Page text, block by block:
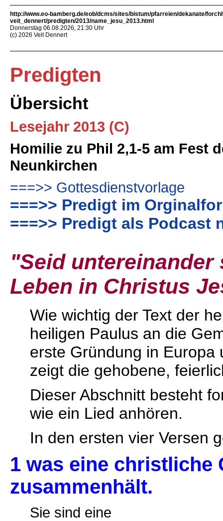
http://www.eo-bamberg.de/eob/dcms/sites/bistum/pfarreien/dekanate/
veit_dennert/predigten/2013/name_jesu_2013.html
Donnerstag 06.08.2026, 21:30 Uhr
(c) 2026 Veit Dennert
Predigten
Übersicht
Lesejahr 2013 (C)
Homilie zu Phil 2,1-5 am Fest
Neunkirchen
===>> Gottesdienstvorlage
===>> Predigt im
===>> Predigt als Podcast
"Seid untereinander
Leben in Christus
Wie wichtig der Text der
heiligen Paulus an die
erste Gründung in Europa
zeigt die gehobene,
Dieser Abschnitt besteht
wie ein Lied anhören.
In den ersten vier Versen
1 was eine christliche
zusammenhält.
Sie sind eine